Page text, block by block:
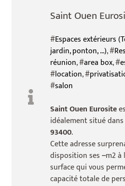
Saint Ouen
#Espaces extérieurs
jardin, ponton, ...), #
réunion, #area box, #
#location, #
#salon
Saint Ouen Eurosite
idéalement situé
93400.
Cette adresse
disposition ses--m2
surface qui vous
capacité totale de